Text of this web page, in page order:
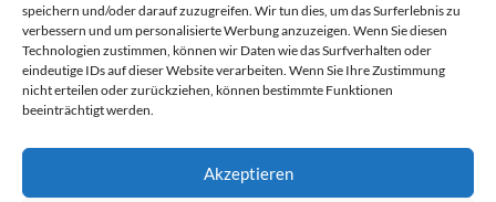
speichern und/oder darauf zuzugreifen. Wir tun dies, um das Surferlebnis zu
verbessern und um personalisierte Werbung anzuzeigen. Wenn Sie diesen
Technologien zustimmen, können wir Daten wie das Surfverhalten oder
eindeutige IDs auf dieser Website verarbeiten. Wenn Sie Ihre Zustimmung
nicht erteilen oder zurückziehen, können bestimmte Funktionen
beeinträchtigt werden.
Akzeptieren